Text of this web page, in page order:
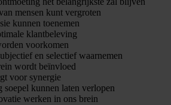
mensen kunt vergroten
kunnen toenemen
klantbeleving
voorkomen
en selectief waarnemen
wordt beïnvloed
voor synergie
kunnen laten verlopen
werken in ons brein